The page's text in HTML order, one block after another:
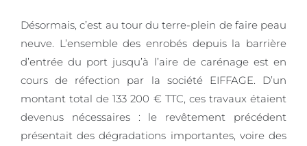
Désormais, c’est au tour du terre-plein de faire peau
neuve. L’ensemble des enrobés depuis la barrière
d’entrée du port jusqu’à l’aire de carénage est en
cours de réfection par la société EIFFAGE. D’un
montant total de 133 200 € TTC, ces travaux étaient
devenus nécessaires : le revêtement précédent
présentait des dégradations importantes, voire des